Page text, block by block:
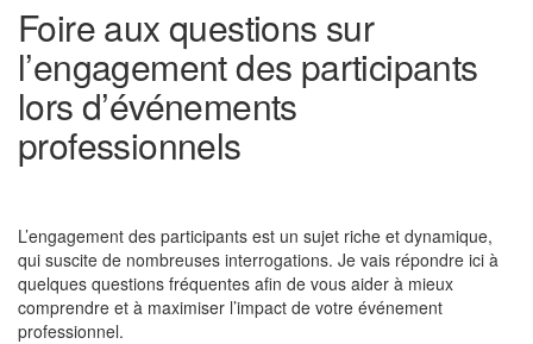
Foire aux questions sur
l’engagement des participants
lors d’événements
professionnels
L’engagement des participants est un sujet riche et dynamique,
qui suscite de nombreuses interrogations. Je vais répondre ici à
quelques questions fréquentes afin de vous aider à mieux
comprendre et à maximiser l’impact de votre événement
professionnel.